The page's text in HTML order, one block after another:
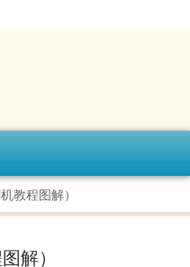
教程图解）
解）